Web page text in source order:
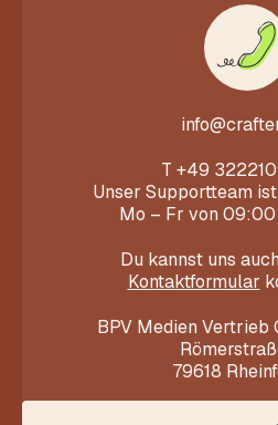
T +49
Unser Supportteam
Mo – Fr von
Du kannst uns
Kontaktformular
BPV Medien Vertrieb
79618